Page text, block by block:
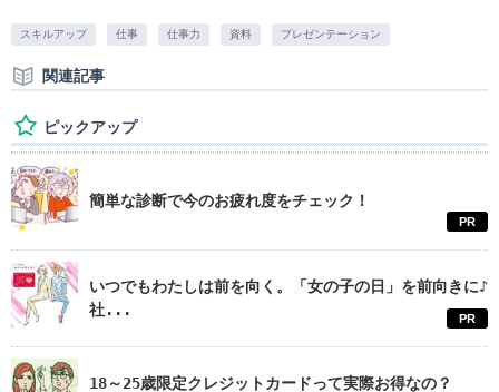
スキルアップ 仕事 仕事力 資料 プレゼンテーション
関連記事
ピックアップ
簡単な診断で今のお疲れ度をチェック！
PR
いつでもわたしは前を向く。「女の子の日」を前向きに♪
社...
PR
18～25歳限定クレジットカードって実際お得なの？